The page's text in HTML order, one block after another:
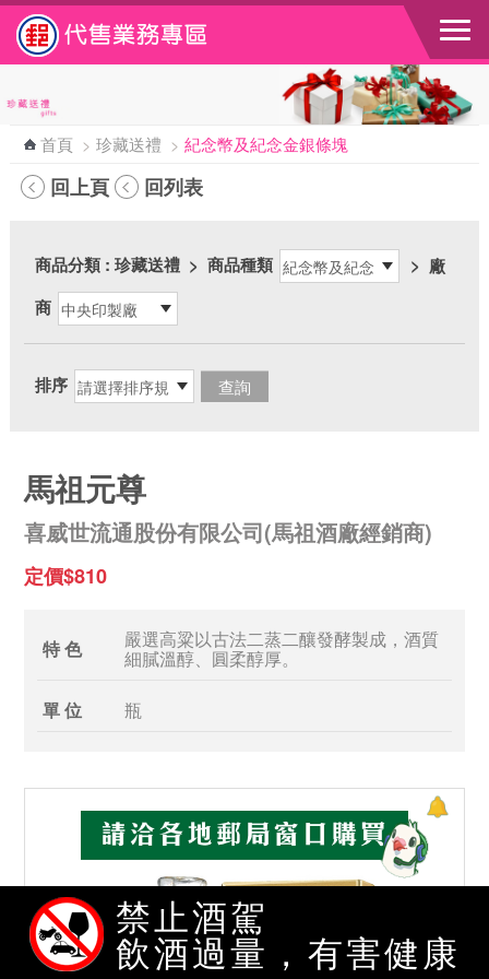
跳到主要內容區塊
首頁 > 珍藏送禮 > 紀念幣及紀念金銀條塊
回上頁 回列表
商品分類: 珍藏送禮 > 商品種類 > 廠
商
排序
馬祖元尊
喜威世流通股份有限公司(馬祖酒廠經銷商)
定價$810
特 色 嚴選高粱以古法二蒸二釀發酵製成，酒質
細膩溫醇、圓柔醇厚。
單 位 瓶
禁止酒駕
飲酒過量，有害健康